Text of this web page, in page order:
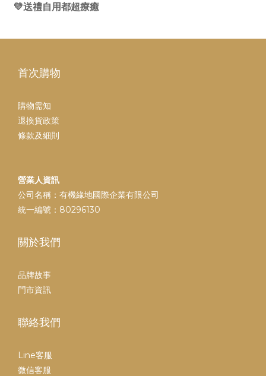
💛送禮自用都超療癒
首次購物
購物需知
退換貨政策
條款及細則
營業人資訊
公司名稱：有機緣地國際企業有限公司
統一編號：80296130
關於我們
品牌故事
門市資訊
聯絡我們
Line客服
微信客服